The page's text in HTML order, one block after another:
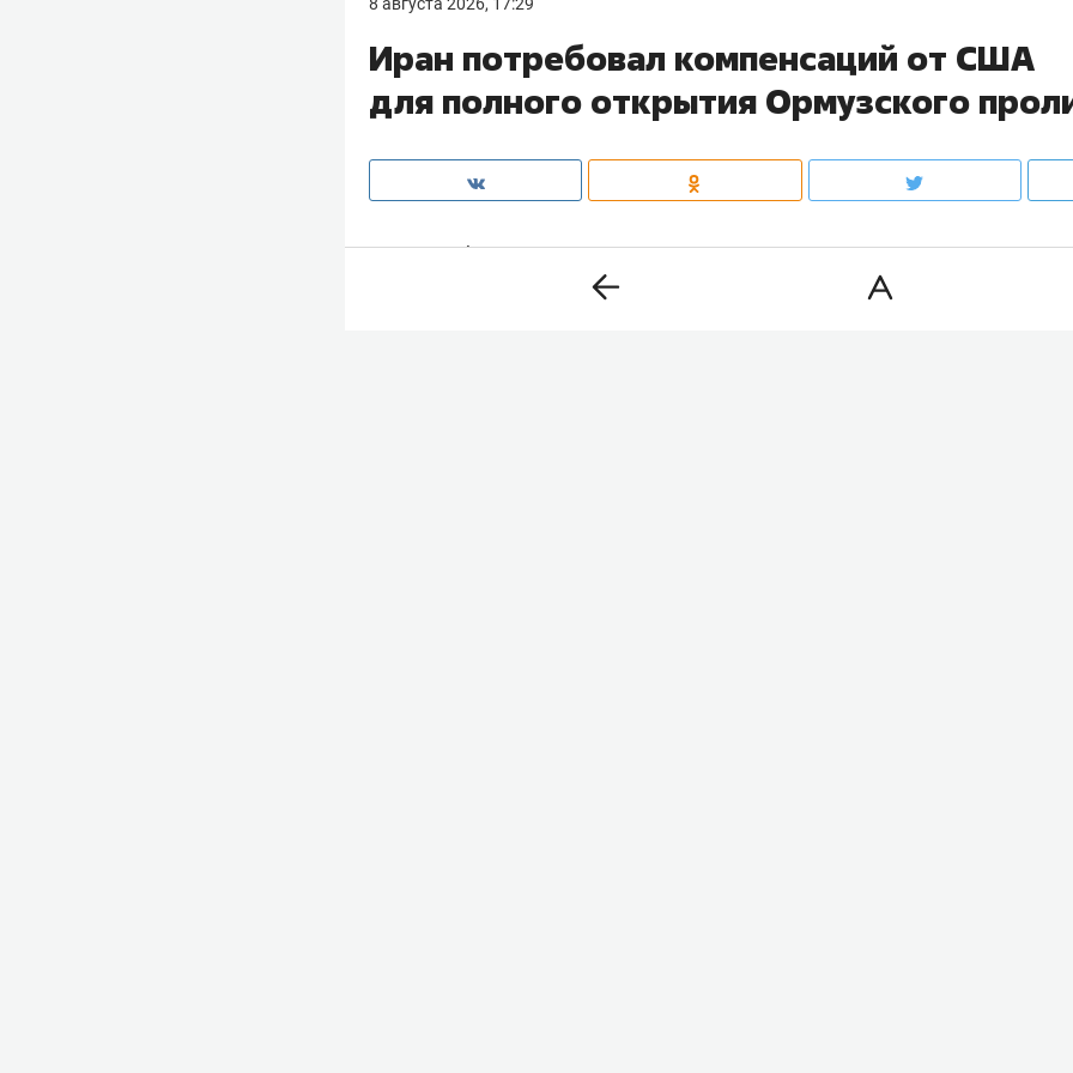
Иран потребовал компенсаций от США
для полного открытия Ормузского
Иран приблизился к соглашению с Оманом по временному маршруту
через Ормузский пролив, однако полного открытия водного пути пока